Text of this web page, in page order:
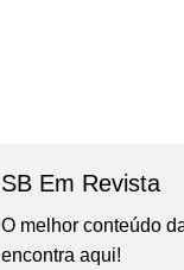
SB Em Revista
O melhor conteúdo
encontra aqui!